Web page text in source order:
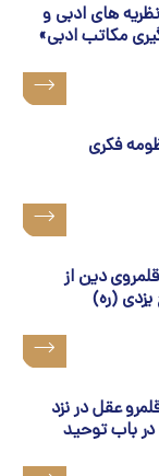
ادبی و
ادبی»
از
در نزد
توحید